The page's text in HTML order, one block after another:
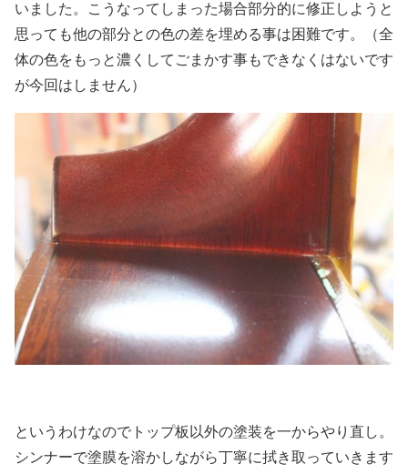
いました。こうなってしまった場合部分的に修正しようと
思っても他の部分との色の差を埋める事は困難です。（全
体の色をもっと濃くしてごまかす事もできなくはないです
が今回はしません）
というわけなのでトップ板以外の塗装を一からやり直し。
シンナーで塗膜を溶かしながら丁寧に拭き取っていきます